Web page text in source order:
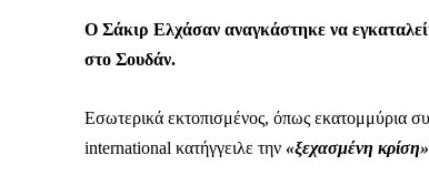
Ο Σάκιρ Ελχάσαν αναγκάστηκε να
στο Σουδάν.
Εσωτερικά εκτοπισμένος, όπως εκατομμύρια
international κατήγγειλε την «ξεχασμένη κρίση»